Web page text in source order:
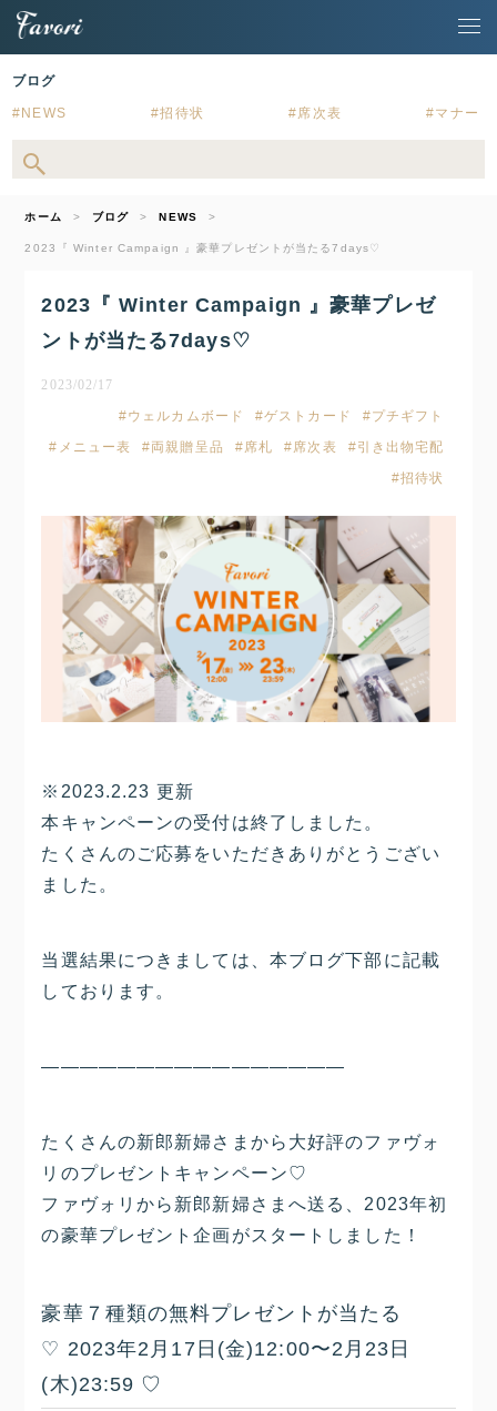
ブログ
NEWS 招待状 席次表 マナー
ホーム ブログ NEWS
2023『 Winter Campaign 』豪華プレゼントが当たる7days♡
2023『 Winter Campaign 』豪華プレゼ
ントが当たる7days♡
2023/02/17
ウェルカムボード
ゲストカード
プチギフト
メニュー表
両親贈呈品 席札 席次表
引き出物宅配
招待状
※2023.2.23 更新
本キャンペーンの受付は終了しました。
たくさんのご応募をいただきありがとうござい
ました。
当選結果につきましては、本ブログ下部に記載
しております。
————————————————
たくさんの新郎新婦さまから大好評のファヴォ
リのプレゼントキャンペーン♡
ファヴォリから新郎新婦さまへ送る、2023年初
の豪華プレゼント企画がスタートしました！
豪華７種類の無料プレゼントが当たる
♡ 2023年2月17日(金)12:00〜2月23日
(木)23:59 ♡